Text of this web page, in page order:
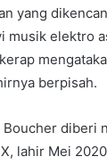
yang
musik elektro
berpisah.
diberi
lahir Mei